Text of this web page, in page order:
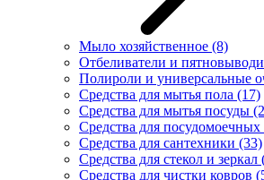
Мыло хозяйственное (8)
Отбеливатели и
Полироли и универсальные
Средства для мытья пола (17)
Средства для мытья посуды
Средства для
Средства для сантехники (33)
Средства для стекол и зеркал
Средства для чистки ковров